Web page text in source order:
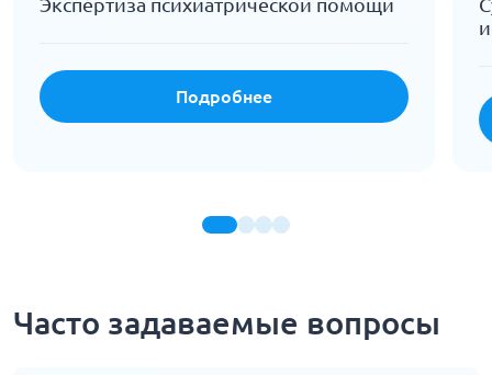
Экспертиза психиатрической помощи
Подробнее
Часто задаваемые вопросы